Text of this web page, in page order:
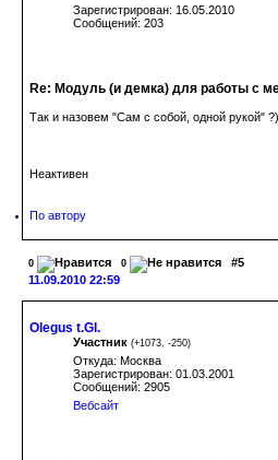
Зарегистрирован: 16.05.2010
Сообщений: 203
Re: Модуль (и демка) для работы с
Так и назовем "Сам с собой, одной рукой"
Неактивен
По автору
0 0
#5
11.09.2010 22:59
Olegus t.Gl.
Участник (+1073 -250)
Откуда: Москва
Зарегистрирован: 01.03.2001
Сообщений: 2905
Вебсайт